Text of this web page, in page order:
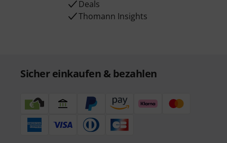
Deals
Thomann Insights
Sicher einkaufen & bezahlen